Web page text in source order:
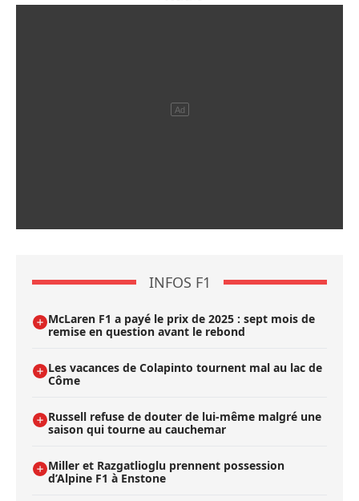
INFOS F1
McLaren F1 a payé le prix de 2025 : sept mois de
remise en question avant le rebond
Les vacances de Colapinto tournent mal au lac de
Côme
Russell refuse de douter de lui-même malgré une
saison qui tourne au cauchemar
Miller et Razgatlioglu prennent possession
d’Alpine F1 à Enstone